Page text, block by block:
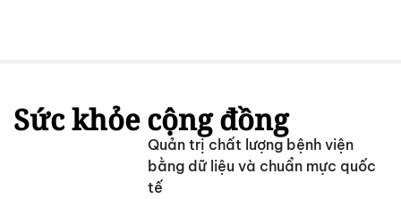
Sức khỏe cộng đồng
Quản trị chất lượng bệnh viện
bằng dữ liệu và chuẩn mực quốc
tế